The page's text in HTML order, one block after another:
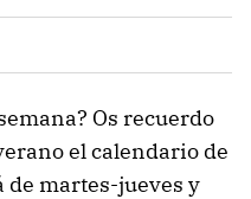
Os recuerdo
el calendario de
de martes-jueves y